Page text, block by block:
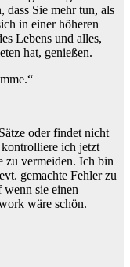
dass Sie mehr tun, als
in einer höheren
Lebens und alles,
hat, genießen.
oder findet nicht
kontrolliere ich jetzt
zu vermeiden. Ich bin
gemachte Fehler zu
sie einen
wäre schön.